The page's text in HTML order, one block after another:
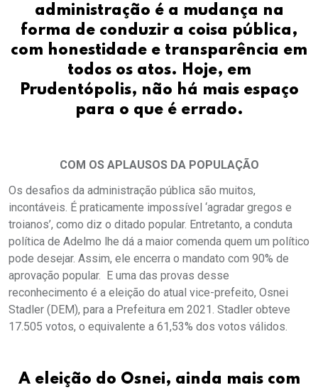
administração é a mudança na
forma de conduzir a coisa pública,
com honestidade e transparência em
todos os atos. Hoje, em
Prudentópolis, não há mais espaço
para o que é errado.
COM OS APLAUSOS DA POPULAÇÃO
Os desafios da administração pública são muitos,
incontáveis. É praticamente impossível ‘agradar gregos e
troianos’, como diz o ditado popular. Entretanto, a conduta
política de Adelmo lhe dá a maior comenda quem um político
pode desejar. Assim, ele encerra o mandato com 90% de
aprovação popular. E uma das provas desse
reconhecimento é a eleição do atual vice-prefeito, Osnei
Stadler (DEM), para a Prefeitura em 2021. Stadler obteve
17.505 votos, o equivalente a 61,53% dos votos válidos.
A eleição do Osnei, ainda mais com